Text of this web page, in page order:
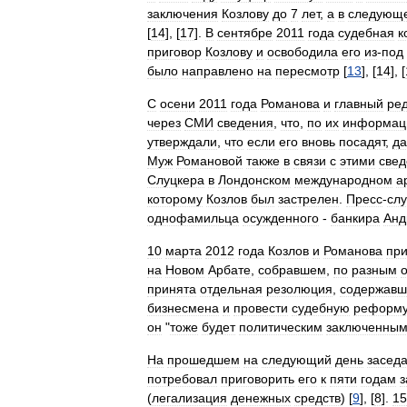
заключения Козлову до 7 лет, а в
[14], [17]. В сентябре 2011 года судебная
приговор Козлову и освободила его из-под
было направлено на пересмотр [13], [14], [
С осени 2011 года Романова и главный
через СМИ сведения что по их
утверждали что если его вновь посадят,
Муж Романовой также в связи с этими
Слуцкера в Лондонском международном
которому Козлов был застрелен Пресс-
однофамильца осужденного - банкира
10 марта 2012 года Козлов и Романова
на Новом Арбате собравшем по разным
принята отдельная резолюция
бизнесмена и провести судебную реформу
он "тоже будет политическим заключенным
На прошедшем на следующий день
потребовал приговорить его к пяти годам
(легализация денежных средств) [9], [8]. 15